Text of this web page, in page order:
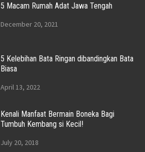
5 Macam Rumah Adat Jawa Tengah
December 20, 2021
5 Kelebihan Bata Ringan dibandingkan Bata
Biasa
April 13, 2022
Kenali Manfaat Bermain Boneka Bagi
Tumbuh Kembang si Kecil!
July 20, 2018